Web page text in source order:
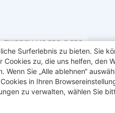
TWOFISH M5 PRO-E EEC
BMAX Mini-PC
Surferlebnis zu bieten. Sie
Cookies zu, die uns helfen, den
Sie „Alle ablehnen“
in Ihren
zu verwalten, wählen Sie